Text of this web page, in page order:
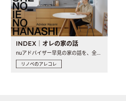
INDEX｜オレの家の話
リノベのアレコレ